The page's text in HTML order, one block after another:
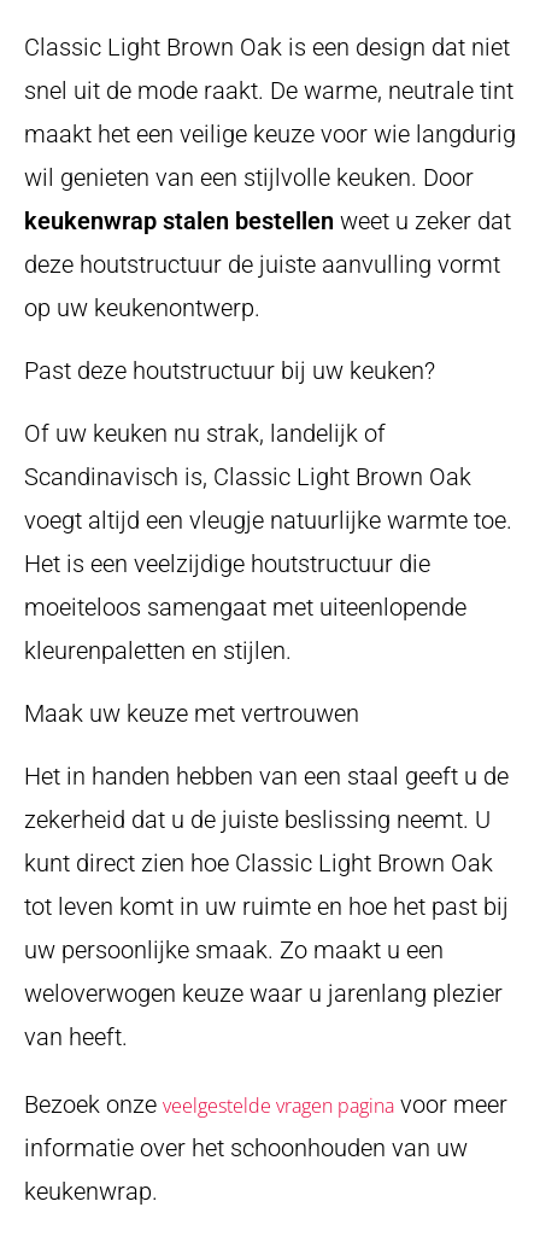
Classic Light Brown Oak is een design dat niet
snel uit de mode raakt. De warme, neutrale tint
maakt het een veilige keuze voor wie langdurig
wil genieten van een stijlvolle keuken. Door
keukenwrap stalen bestellen weet u zeker dat
deze houtstructuur de juiste aanvulling vormt
op uw keukenontwerp.
Past deze houtstructuur bij uw keuken?
Of uw keuken nu strak, landelijk of
Scandinavisch is, Classic Light Brown Oak
voegt altijd een vleugje natuurlijke warmte toe.
Het is een veelzijdige houtstructuur die
moeiteloos samengaat met uiteenlopende
kleurenpaletten en stijlen.
Maak uw keuze met vertrouwen
Het in handen hebben van een staal geeft u de
zekerheid dat u de juiste beslissing neemt. U
kunt direct zien hoe Classic Light Brown Oak
tot leven komt in uw ruimte en hoe het past bij
uw persoonlijke smaak. Zo maakt u een
weloverwogen keuze waar u jarenlang plezier
van heeft.
Bezoek onze veelgestelde vragen pagina voor meer
informatie over het schoonhouden van uw
keukenwrap.